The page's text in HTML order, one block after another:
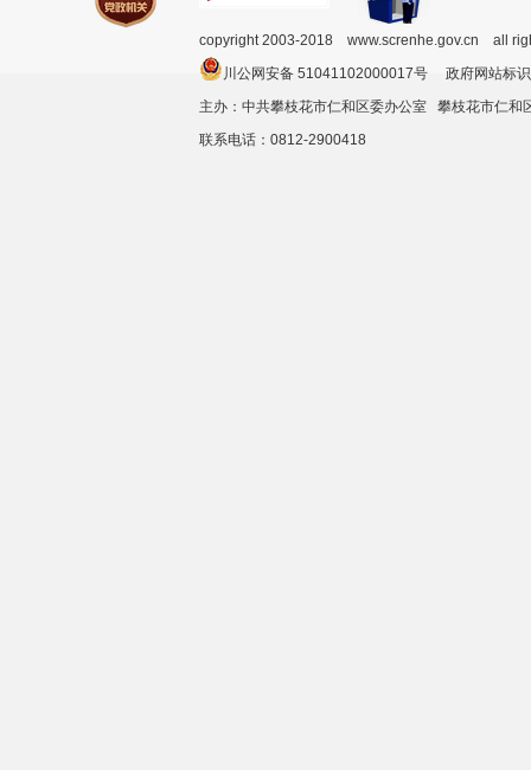
copyright 2003-2018 www.screnhe.gov.cn all
川公网安备 51041102000017号 政府网站
主办：中共攀枝花市仁和区委办公室 攀枝花市仁
联系电话：0812-2900418